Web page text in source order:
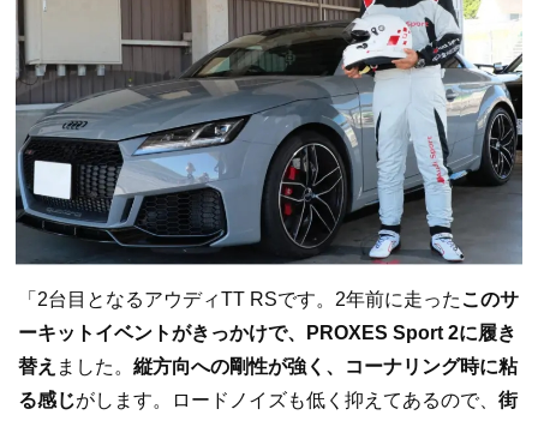
「2台目となるアウディTT RSです。2年前に走った このサ
ーキットイベントがきっかけで、PROXES Sport 2に履き
替え ました。 縦方向への剛性が強く、コーナリング時に粘
る感じがします。ロードノイズも低く抑えてあるので、 街